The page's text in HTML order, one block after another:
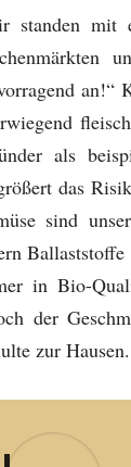
standen mit
an!“
als
das
sind
Ballaststoffe
in Bio-
der
zur